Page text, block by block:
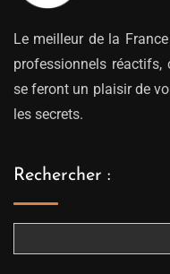
Le meilleur de la
professionnels
se feront un plaisir de
les secrets.
Rechercher :